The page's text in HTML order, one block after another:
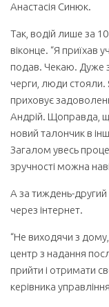
Анастасія Синюк.
Так, водій лише за
віконце. “Я приїхав
подав. Чекаю. Дуже
черги, люди стояли.
приховує
Андрій. Щоправда,
новий талончик в
Загалом увесь
зручності можна
А за тиждень-
через інтернет.
“Не виходячи з
центр з надання
прийти і отримати
керівника